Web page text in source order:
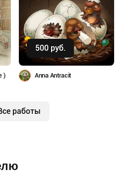
)
500 руб.
Купить
Anna Antracit
работы